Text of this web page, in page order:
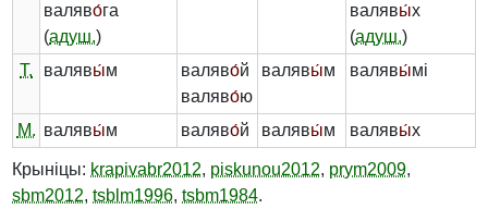
валяво́га
(адуш.)
валявы́х
(адуш.)
Т.
валявы́м валяво́й
валяво́ю
валявы́м валявы́мі
М. валявы́м валяво́й валявы́м валявы́х
Крыніцы: krapivabr2012, piskunou2012, prym2009,
sbm2012, tsblm1996, tsbm1984.